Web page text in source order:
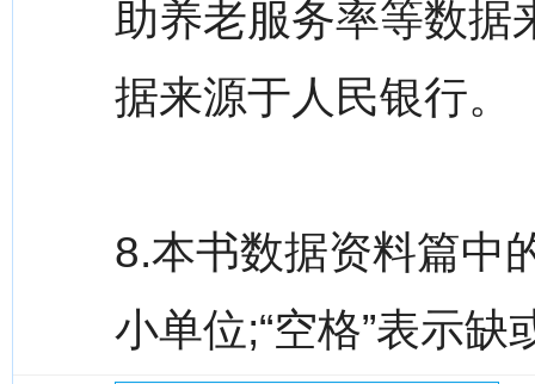
助养老服务率等数据
据来源于人民银行。
8.本书数据资料篇中
小单位;“空格”表示缺